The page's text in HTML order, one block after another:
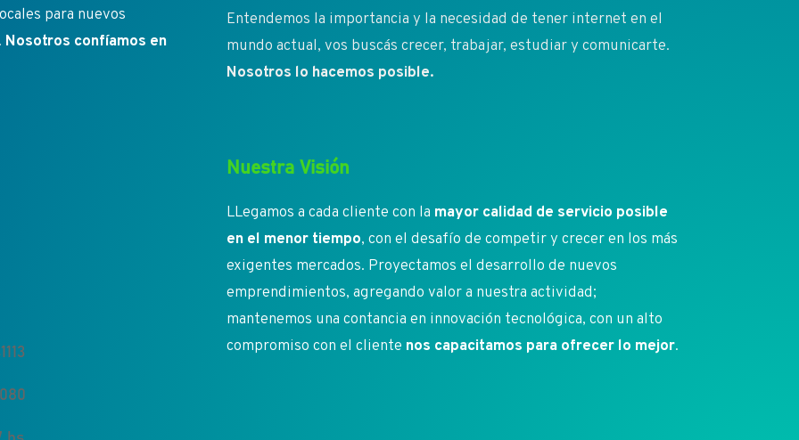
para nuevos
Nosotros confíamos en
Entendemos la importancia y la necesidad de tener internet en el
mundo actual, vos buscás crecer, trabajar, estudiar y comunicarte.
Nosotros lo hacemos posible.
Nuestra Visión
LLegamos a cada cliente con la mayor calidad de servicio posible
en el menor tiempo, con el desafío de competir y crecer en los más
exigentes mercados. Proyectamos el desarrollo de nuevos
emprendimientos, agregando valor a nuestra actividad;
mantenemos una contancia en innovación tecnológica, con un alto
compromiso con el cliente nos capacitamos para ofrecer lo mejor.